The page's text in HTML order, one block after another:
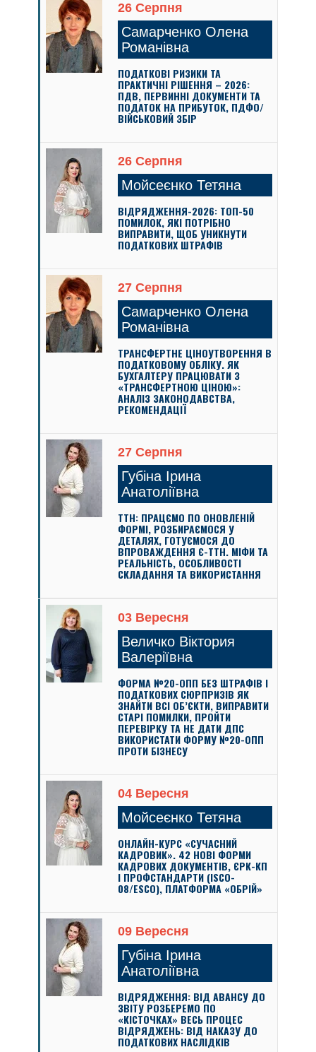
26 Серпня
Самарченко Олена
Романівна
ПОДАТКОВІ РИЗИКИ ТА
ПРАКТИЧНІ РІШЕННЯ – 2026:
ПДВ, ПЕРВИННІ ДОКУМЕНТИ ТА
ПОДАТОК НА ПРИБУТОК, ПДФО/
ВІЙСЬКОВИЙ ЗБІР
26 Серпня
Мойсеєнко Тетяна
ВІДРЯДЖЕННЯ-2026: ТОП-50
ПОМИЛОК, ЯКІ ПОТРІБНО
ВИПРАВИТИ, ЩОБ УНИКНУТИ
ПОДАТКОВИХ ШТРАФІВ
27 Серпня
Самарченко Олена
Романівна
ТРАНСФЕРТНЕ ЦІНОУТВОРЕННЯ В
ПОДАТКОВОМУ ОБЛІКУ. ЯК
БУХГАЛТЕРУ ПРАЦЮВАТИ З
«ТРАНСФЕРТНОЮ ЦІНОЮ»:
АНАЛІЗ ЗАКОНОДАВСТВА,
РЕКОМЕНДАЦІЇ
27 Серпня
Губіна Ірина
Анатоліївна
ТТН: ПРАЦЄМО ПО ОНОВЛЕНІЙ
ФОРМІ, РОЗБИРАЄМОСЯ У
ДЕТАЛЯХ, ГОТУЄМОСЯ ДО
ВПРОВАЖДЕННЯ Є-ТТН. МІФИ ТА
РЕАЛЬНІСТЬ, ОСОБЛИВОСТІ
СКЛАДАННЯ ТА ВИКОРИСТАННЯ
03 Вересня
Величко Віктория
Валеріївна
ФОРМА №20-ОПП БЕЗ ШТРАФІВ І
ПОДАТКОВИХ СЮРПРИЗІВ ЯК
ЗНАЙТИ ВСІ ОБ’ЄКТИ, ВИПРАВИТИ
СТАРІ ПОМИЛКИ, ПРОЙТИ
ПЕРЕВІРКУ ТА НЕ ДАТИ ДПС
ВИКОРИСТАТИ ФОРМУ №20-ОПП
ПРОТИ БІЗНЕСУ
04 Вересня
Мойсеєнко Тетяна
ОНЛАЙН-КУРС «СУЧАСНИЙ
КАДРОВИК». 42 НОВІ ФОРМИ
КАДРОВИХ ДОКУМЕНТІВ, ЄРК-КП
І ПРОФСТАНДАРТИ (ISCO-
08/ESCO), ПЛАТФОРМА «ОБРІЙ»
09 Вересня
Губіна Ірина
Анатоліївна
ВІДРЯДЖЕННЯ: ВІД АВАНСУ ДО
ЗВІТУ РОЗБЕРЕМО ПО
«КІСТОЧКАХ» ВЕСЬ ПРОЦЕС
ВІДРЯДЖЕНЬ: ВІД НАКАЗУ ДО
ПОДАТКОВИХ НАСЛІДКІВ